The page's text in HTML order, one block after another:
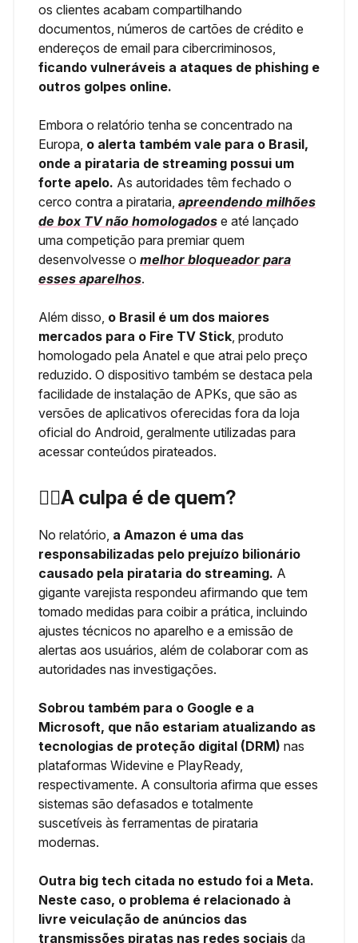
os clientes acabam compartilhando
documentos, números de cartões de crédito e
endereços de email para cibercriminosos,
ficando vulneráveis a ataques de phishing e
outros golpes online.
Embora o relatório tenha se concentrado na
Europa, o alerta também vale para o Brasil,
onde a pirataria de streaming possui um
forte apelo. As autoridades têm fechado o
cerco contra a pirataria, apreendendo milhões
de box TV não homologados e até lançado
uma competição para premiar quem
desenvolvesse o melhor bloqueador para
esses aparelhos.
Além disso, o Brasil é um dos maiores
mercados para o Fire TV Stick, produto
homologado pela Anatel e que atrai pelo preço
reduzido. O dispositivo também se destaca pela
facilidade de instalação de APKs, que são as
versões de aplicativos oferecidas fora da loja
oficial do Android, geralmente utilizadas para
acessar conteúdos pirateados.
🏴‍☠️A culpa é de quem?
No relatório, a Amazon é uma das
responsabilizadas pelo prejuízo bilionário
causado pela pirataria do streaming. A
gigante varejista respondeu afirmando que tem
tomado medidas para coibir a prática, incluindo
ajustes técnicos no aparelho e a emissão de
alertas aos usuários, além de colaborar com as
autoridades nas investigações.
Sobrou também para o Google e a
Microsoft, que não estariam atualizando as
tecnologias de proteção digital (DRM) nas
plataformas Widevine e PlayReady,
respectivamente. A consultoria afirma que esses
sistemas são defasados e totalmente
suscetíveis às ferramentas de pirataria
modernas.
Outra big tech citada no estudo foi a Meta.
Neste caso, o problema é relacionado à
livre veiculação de anúncios das
transmissões piratas nas redes sociais da